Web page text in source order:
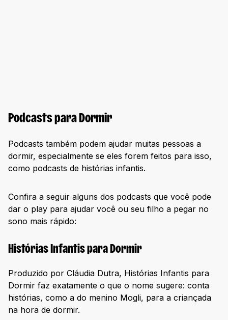
Podcasts para Dormir
Podcasts também podem ajudar muitas pessoas a
dormir, especialmente se eles forem feitos para isso,
como podcasts de histórias infantis.
Confira a seguir alguns dos podcasts que você pode
dar o play para ajudar você ou seu filho a pegar no
sono mais rápido:
Histórias Infantis para Dormir
Produzido por Cláudia Dutra, Histórias Infantis para
Dormir faz exatamente o que o nome sugere: conta
histórias, como a do menino Mogli, para a criançada
na hora de dormir.